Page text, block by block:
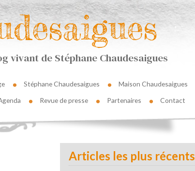
vivant de Stéphane Chaudesaigues
Stéphane Chaudesaigues
Maison Chaudesaigues
Revue de presse Partenaires Contact
Articles les plus récents